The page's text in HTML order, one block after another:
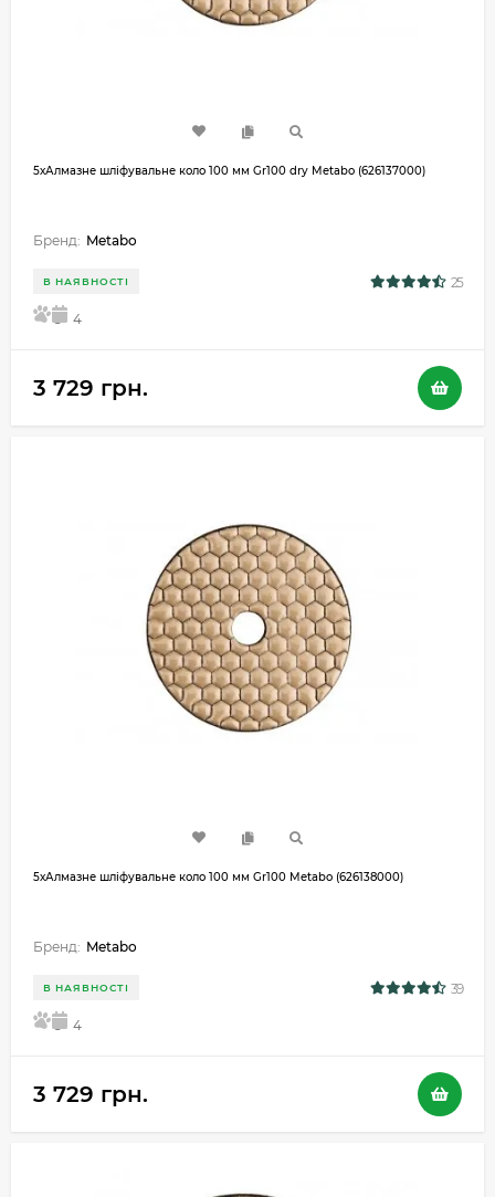
5хАлмазне шліфувальне коло 100 мм Gr100 dry Metabo (626137000)
Бренд: Metabo
В НАЯВНОСТІ 25
5 4
3 729 грн.
5хАлмазне шліфувальне коло 100 мм Gr100 Metabo (626138000)
Бренд: Metabo
В НАЯВНОСТІ 39
5 4
3 729 грн.